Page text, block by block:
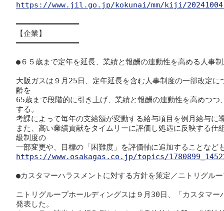
https://www.jil.go.jp/kokunai/mm/kiji/
━━━━━━━━━━━━━━
【企業】
━━━━━━━━━━━━━━
●６５歳まで定年を延長、業績と報酬の連動性を高める人事
大阪ガスは９月25日、定年延長を含む人事制度の一部改定
齢を
65歳まで段階的に引き上げ、業績と報酬の連動性を高めつ
する。
考課によって毎年の支給額が変動する給与項目を例月給与に
また、高い業績貢献をタイムリーに評価し処遇に反映する仕
級制度の
https://www.osakagas.co.jp/topics/
●カスタマーハラスメントに対する方針を策定／ニトリグル
ニトリグループホールディングスは９月30日、「カスタマ
発表した。